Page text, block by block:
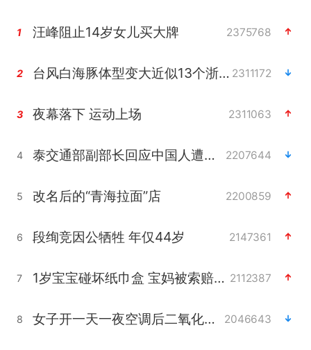
1 汪峰阻止14岁女儿买大牌 2375768
2 台风白海豚体型变大近似13个浙江面积 2311172
3 夜幕落下 运动上场 2311063
4 泰交通部副部长回应中国人遭歧视手势 2207644
5 改名后的“青海拉面”店 2200859
6 段绚竞因公牺牲 年仅44岁 2147361
7 1岁宝宝碰坏纸巾盒 宝妈被索赔924元 2112387
8 女子开一天一夜空调后二氧化碳中毒 2046643